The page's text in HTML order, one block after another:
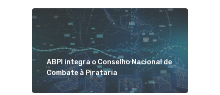
ABPI integra o Conselho Nacional de
Combate à Pirataria